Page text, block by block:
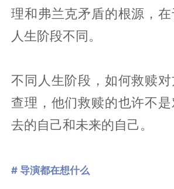
理和弗兰克矛盾的根源，
人生阶段不同。
不同人生阶段，如何救赎
查理，他们救赎的也许不
去的自己和未来的自己。
# 导演都在想什么